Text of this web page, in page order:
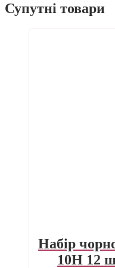
Супутні товари
Набір
10H 12